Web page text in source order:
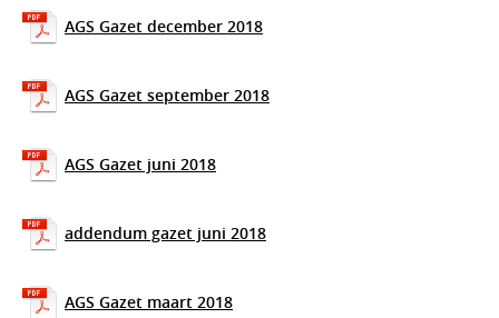
AGS Gazet december 2018
AGS Gazet september 2018
AGS Gazet juni 2018
addendum gazet juni 2018
AGS Gazet maart 2018